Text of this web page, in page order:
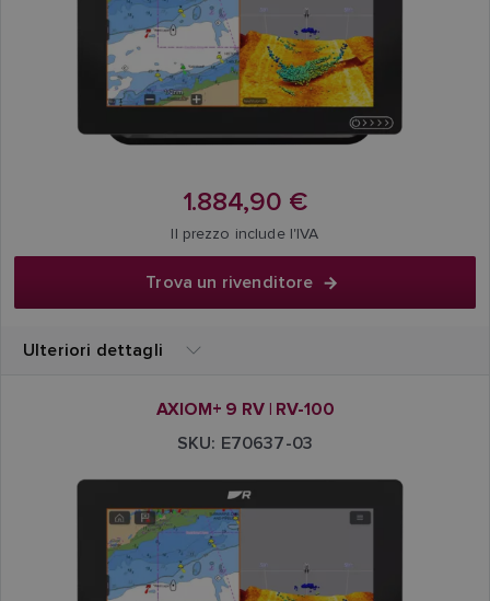
1.884,90 €
Il prezzo include l'IVA
Trova un rivenditore
Ulteriori dettagli
AXIOM+ 9 RV | RV-100
SKU: E70637-03